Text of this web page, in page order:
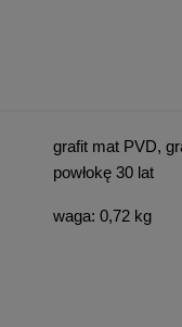
grafit mat PVD,
powłokę 30 lat
waga: 0,72 kg